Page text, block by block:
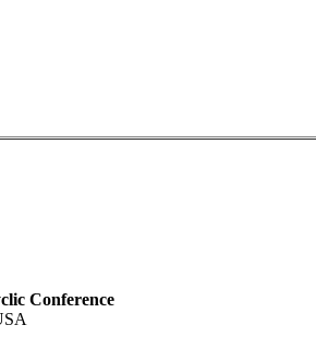
Conference